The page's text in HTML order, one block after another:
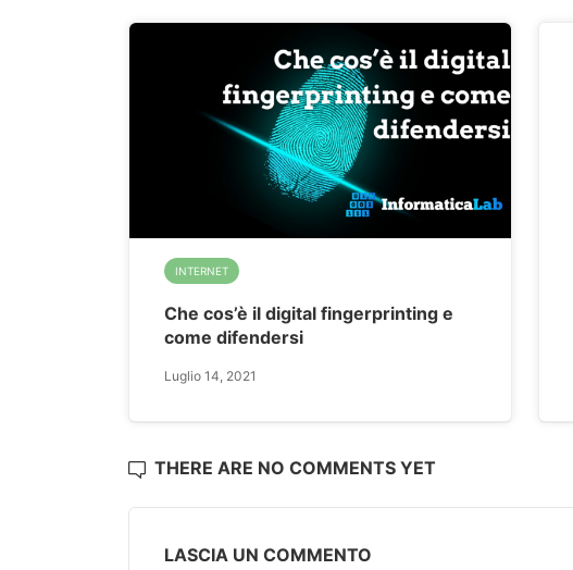
INTERNET
Che cos’è il digital fingerprinting e
come difendersi
Luglio 14, 2021
THERE ARE NO COMMENTS YET
LASCIA UN COMMENTO